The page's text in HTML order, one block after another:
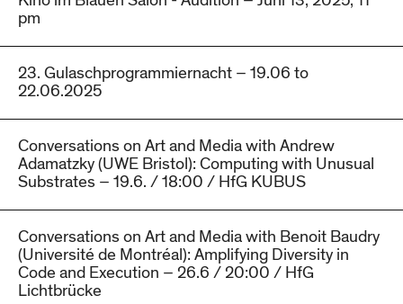
pm
23. Gulaschprogrammiernacht – 19.06 to
22.06.2025
Conversations on Art and Media with Andrew
Adamatzky (UWE Bristol): Computing with Unusual
Substrates – 19.6. / 18:00 / HfG KUBUS
Conversations on Art and Media with Benoit Baudry
(Université de Montréal): Amplifying Diversity in
Code and Execution – 26.6 / 20:00 / HfG
Lichtbrücke